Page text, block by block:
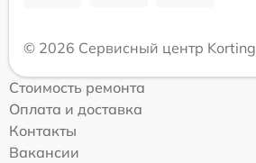
© 2026 Сервисный центр Korting
Стоимость ремонта
Оплата и доставка
Контакты
Вакансии